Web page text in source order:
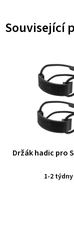
Související
Držák hadic pro
1-2 týdny